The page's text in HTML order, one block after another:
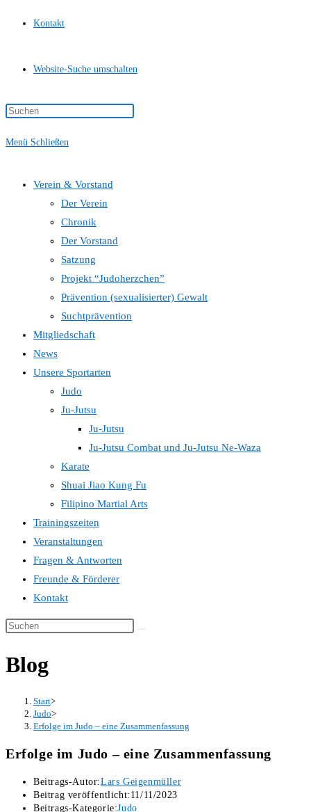
Kontakt
Website-Suche umschalten
Menü Schließen
Verein & Vorstand
Der Verein
Chronik
Der Vorstand
Satzung
Projekt “Judoherzchen”
Prävention (sexualisierter) Gewalt
Suchtprävention
Mitgliedschaft
News
Unsere Sportarten
Judo
Ju-Jutsu
Ju-Jutsu
Ju-Jutsu Combat und Ju-Jutsu Ne-Waza
Karate
Shuai Jiao Kung Fu
Filipino Martial Arts
Trainingszeiten
Veranstaltungen
Fragen & Antworten
Freunde & Förderer
Kontakt
Blog
Start>
Judo>
Erfolge im Judo – eine Zusammenfassung
Erfolge im Judo – eine Zusammenfassung
Beitrags-Autor:Lars Geigenmüller
Beitrag veröffentlicht: 11/11/2023
Beitrags-Kategorie:Judo